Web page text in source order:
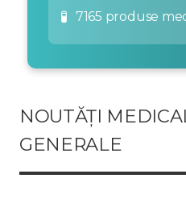
🧪 7165 produse
NOUTĂȚI
GENERALE